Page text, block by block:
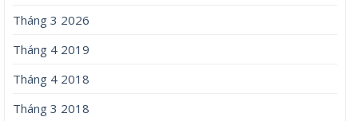
Tháng 3 2026
Tháng 4 2019
Tháng 4 2018
Tháng 3 2018